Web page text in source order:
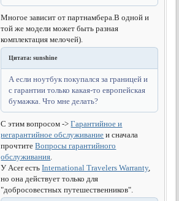
Многое зависит от партнамбера.В одной и
той же модели может быть разная
комплектация мелочей).
Цитата: sunshine
А если ноутбук покупался за границей и
с гарантии только какая-то европейская
бумажка. Что мне делать?
С этим вопросом ->Гарантийное и
негарантийное обслуживание и сначала
прочтитеВопросы гарантийного
обслуживания.
У Acer естьInternational Travelers Warranty,
но она действует только для
"добросовестных путешественников".